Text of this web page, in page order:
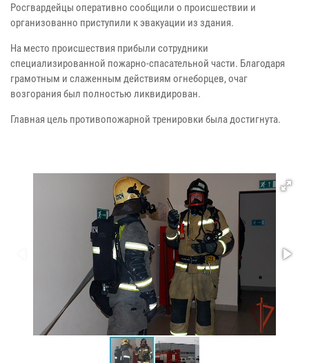
Росгвардейцы оперативно сообщили о происшествии и
организованно приступили к эвакуации из здания.
На место происшествия прибыли сотрудники
специализированной пожарно-спасательной части. Благодаря
грамотным и слаженным действиям огнеборцев, очаг
возгорания был полностью ликвидирован.
Главная цель противопожарной тренировки была достигнута.